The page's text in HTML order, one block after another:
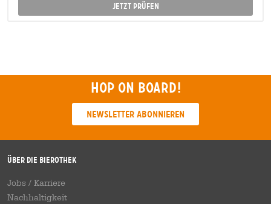
Jetzt prüfen
Hop on board!
Newsletter abonnieren
Über die Bierothek
Jobs / Karriere
Nachhaltigkeit